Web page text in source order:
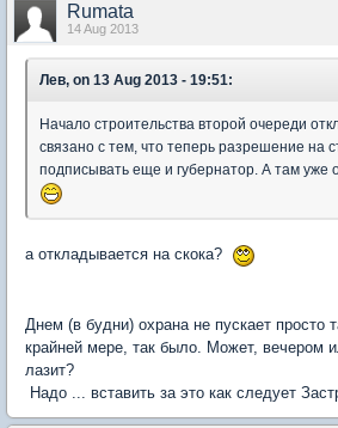
Rumata
14 Aug 2013
Лев, on 13 Aug 2013 - 19:51:
Начало строительства второй очереди
связано с тем, что теперь разрешение на
подписывать еще и губернатор. А там уже
а откладывается на скока?
Днем (в будни) охрана не пускает просто
крайней мере, так было. Может, вечером
лазит?
Надо ... вставить за это как следует